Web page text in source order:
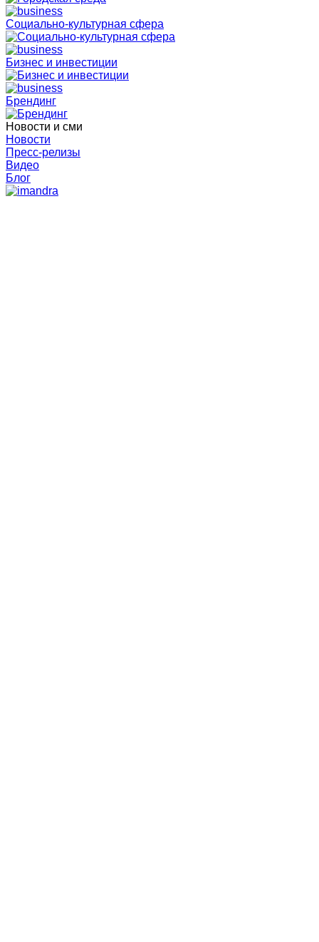
Социально-культурная сфера
Бизнес и инвестиции
Брендинг
Новости и сми
Новости
Пресс-релизы
Видео
Блог